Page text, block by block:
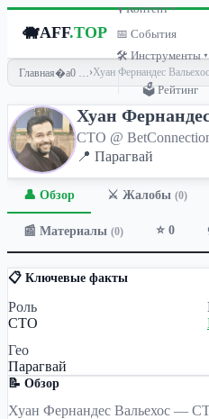
🐗AFF.TOP
🎙 Контент ▾
📅 События
🛠 Инструменты ▾
🗳 Рейтинг
Главная ›Хуан Фернандес Вальехос
Хуан
CTO @
📍 Парагвай
👤 Обзор ⚔️ Жалобы (0)
📰 Материалы (0) ⭐ 0
📋 Ключевые факты
Роль
CTO
Гео
Парагвай
📝 Обзор
Хуан Фернандес Вальехос —